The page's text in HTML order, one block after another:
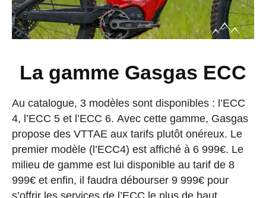
La gamme Gasgas ECC
Au catalogue, 3 modèles sont disponibles : l’ECC
4, l’ECC 5 et l’ECC 6. Avec cette gamme, Gasgas
propose des VTTAE aux tarifs plutôt onéreux. Le
premier modèle (l’ECC4) est affiché à 6 999€. Le
milieu de gamme est lui disponible au tarif de 8
999€ et enfin, il faudra débourser 9 999€ pour
s’offrir les services de l’ECC le plus de haut